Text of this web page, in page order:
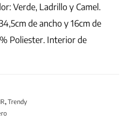
Verde, Ladrillo y Camel.
de ancho y 16cm de
Poliester. Interior de
,Trendy